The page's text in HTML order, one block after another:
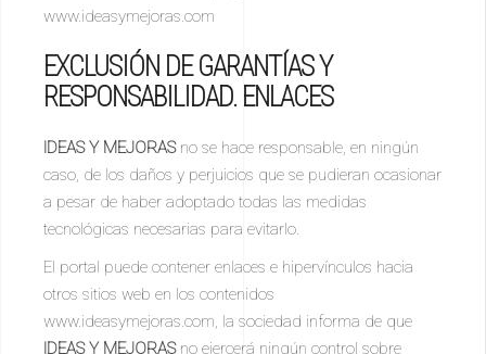
www.ideasymejoras.com
EXCLUSIÓN DE GARANTÍAS Y
RESPONSABILIDAD. ENLACES
IDEAS Y MEJORASno se hace responsable, en ningún
caso, de los daños y perjuicios que se pudieran ocasionar
a pesar de haber adoptado todas las medidas
tecnológicas necesarias para evitarlo.
El portal puede contener enlaces e hipervínculos hacia
otros sitios web en los contenidos
www.ideasymejoras.com, la sociedad informa de que
IDEAS Y MEJORASno ejercerá ningún control sobre